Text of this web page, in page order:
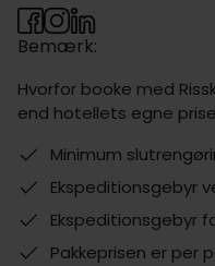
Bemærk:
Hvorfor booke med
end hotellets egne
Minimum
Ekspeditionsgebyr
Ekspeditionsgebyr
Pakkeprisen er per